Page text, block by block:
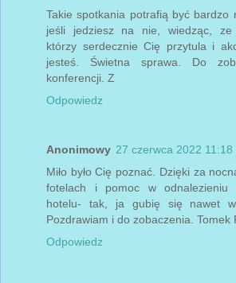
Takie spotkania potrafią być bardzo
jeśli jedziesz na nie, wiedząc, ze
którzy serdecznie Cię przytula i
jesteś. Świetna sprawa. Do
konferencji. Z
Odpowiedz
Anonimowy 27 czerwca 2022 11:18
Miło było Cię poznać. Dzięki za
fotelach i pomoc w odnalezieniu
hotelu- tak, ja gubię się nawet
Pozdrawiam i do zobaczenia. Tomek
Odpowiedz